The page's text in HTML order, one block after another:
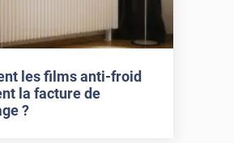
les films anti-froid
la facture de
?